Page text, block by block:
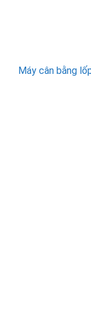
Máy cân bằng